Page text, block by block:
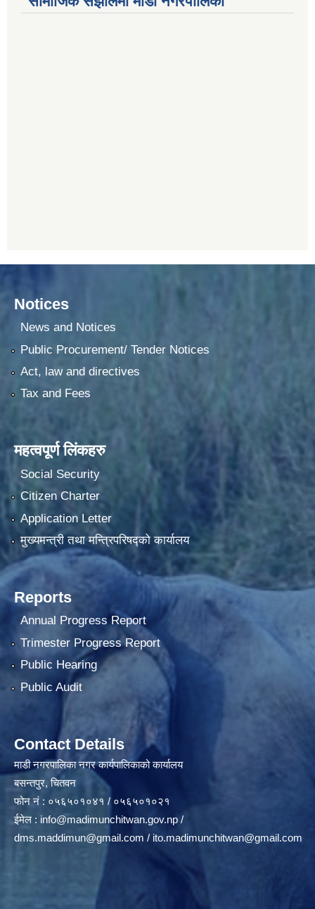
Notices
News and Notices
Public Procurement/ Tender Notices
Act, law and directives
Tax and Fees
महत्वपूर्ण लिंकहरु
Social Security
Citizen Charter
Application Letter
मुख्यमन्त्री तथा मन्त्रिपरिषद्को कार्यालय
Reports
Annual Progress Report
Trimester Progress Report
Public Hearing
Public Audit
Contact Details
माडी नगरपालिका नगर कार्यपालिकाको कार्यालय
बसन्तपुर, चितवन
फोन नं : ०५६५०१०४१ / ०५६५०१०२१
ईमेल : info@madimunchitwan.gov.np /
dms.maddimun@gmail.com / ito.madimunchitwan@gmail.com